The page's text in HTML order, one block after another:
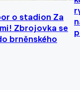
o stadion Za
Zbrojovka se
brněnského